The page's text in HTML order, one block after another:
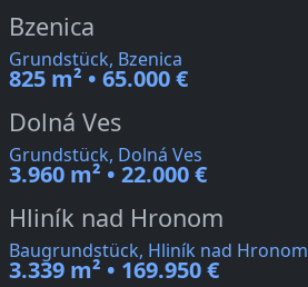
Bzenica
Grundstück, Bzenica
825 m² • 65.000 €
Dolná Ves
Grundstück, Dolná Ves
3.960 m² • 22.000 €
Hliník nad Hronom
Baugrundstück, Hliník nad Hronom
3.339 m² • 169.950 €